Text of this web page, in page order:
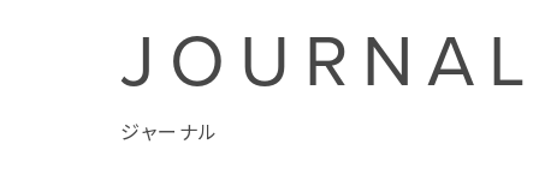
JOURNAL
ジャーナル